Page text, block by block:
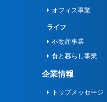
オフィス事業
ライフ
不動産事業
食と暮らし事業
企業情報
トップメッセージ